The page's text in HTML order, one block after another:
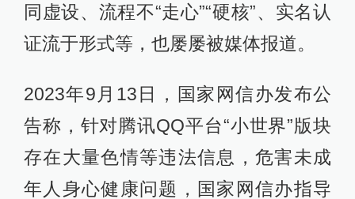
同虚设、流程不“走心”“硬核”、实名认
证流于形式等，也屡屡被媒体报道。
2023年9月13日，国家网信办发布公
告称，针对腾讯QQ平台“小世界”版块
存在大量色情等违法信息，危害未成
年人身心健康问题，国家网信办指导